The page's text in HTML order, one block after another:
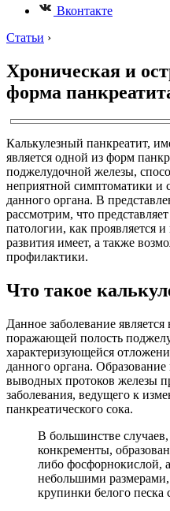
Вконтакте
Статьи ›
Хроническая и
форма
Калькулезный панкреатит,
является одной из форм
поджелудочной железы,
неприятной симптоматики
данного органа. В
рассмотрим, что
патологии, как проявляется
развития имеет, а также
профилактики.
Что такое
Данное заболевание
поражающей полость
характеризующейся
данного органа.
выводных протоков железы
заболевания, ведущего к
панкреатического сока.
В большинстве
конкременты,
либо фосфорнокислой,
небольшими
крупинки белого песка